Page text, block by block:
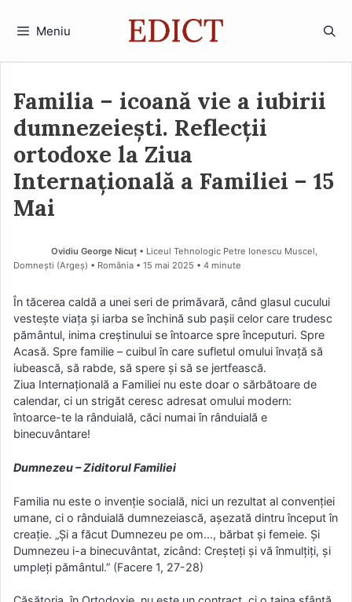
Meniu
Familia – icoană vie a iubirii
dumnezeiești. Reflecții
ortodoxe la Ziua
Internațională a Familiei – 15
Mai
Ovidiu George Nicuț • Liceul Tehnologic Petre Ionescu Muscel,
Domnești (Argeş) • România
15 mai 2025 • 4 minute
În tăcerea caldă a unei seri de primăvară, când glasul cucului
vestește viața și iarba se închină sub pașii celor care trudesc
pământul, inima creștinului se întoarce spre începuturi. Spre
Acasă. Spre familie – cuibul în care sufletul omului învață să
iubească, să rabde, să spere și să se jertfească.
Ziua Internațională a Familiei nu este doar o sărbătoare de
calendar, ci un strigăt ceresc adresat omului modern:
întoarce-te la rânduială, căci numai în rânduială e
binecuvântare!
Dumnezeu – Ziditorul Familiei
Familia nu este o invenție socială, nici un rezultat al convenției
umane, ci o rânduială dumnezeiască, așezată dintru început în
creație. „Și a făcut Dumnezeu pe om…, bărbat și femeie. Și
Dumnezeu i-a binecuvântat, zicând: Creșteți și vă înmulțiți, și
umpleți pământul.” (Facere 1, 27-28)